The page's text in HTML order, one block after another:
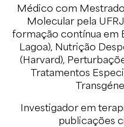
Médico com
Molecular pela
formação contínua em
Lagoa), Nutrição
(Harvard),
Tratamentos
Investigador em
publicações